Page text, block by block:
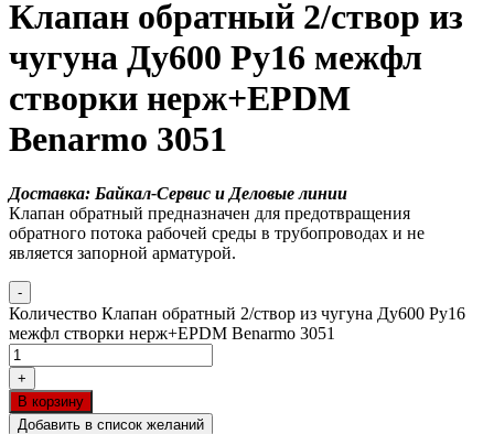
Клапан обратный 2/створ из
чугуна Ду600 Ру16 межфл
створки нерж+EPDM
Benarmo 3051
Доставка: Байкал-Сервис и Деловые линии
Клапан обратный предназначен для предотвращения
обратного потока рабочей среды в трубопроводах и не
является запорной арматурой.
-
Количество Клапан обратный 2/створ из чугуна Ду600 Ру16
межфл створки нерж+EPDM Benarmo 3051
+
В корзину
Добавить в список желаний